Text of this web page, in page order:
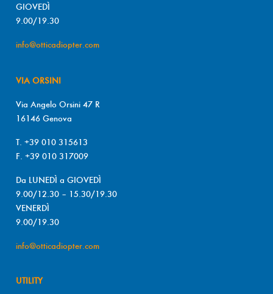
GIOVEDÌ
9.00/19.30
info@otticadiopter.com
VIA ORSINI
Via Angelo Orsini 47 R
16146 Genova
T. +39 010 315613
F. +39 010 317009
Da LUNEDÌ a GIOVEDÌ
9.00/12.30 – 15.30/19.30
VENERDÌ
9.00/19.30
info@otticadiopter.com
UTILITY